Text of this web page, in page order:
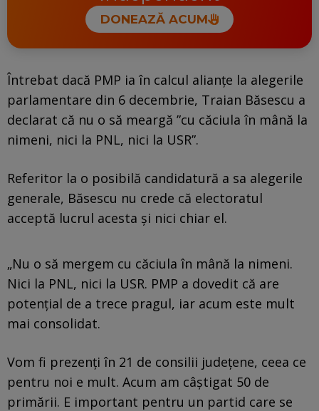
DONEAZĂ ACUM
Întrebat dacă PMP ia în calcul alianţe la alegerile
parlamentare din 6 decembrie, Traian Băsescu a
declarat că nu o să meargă ”cu căciula în mână la
nimeni, nici la PNL, nici la USR”.
Referitor la o posibilă candidatură a sa alegerile
generale, Băsescu nu crede că electoratul
acceptă lucrul acesta și nici chiar el.
„Nu o să mergem cu căciula în mână la nimeni.
Nici la PNL, nici la USR. PMP a dovedit că are
potenţial de a trece pragul, iar acum este mult
mai consolidat.
Vom fi prezenţi în 21 de consilii judeţene, ceea ce
pentru noi e mult. Acum am câştigat 50 de
primării. E important pentru un partid care se